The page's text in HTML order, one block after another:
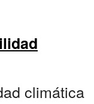
climática